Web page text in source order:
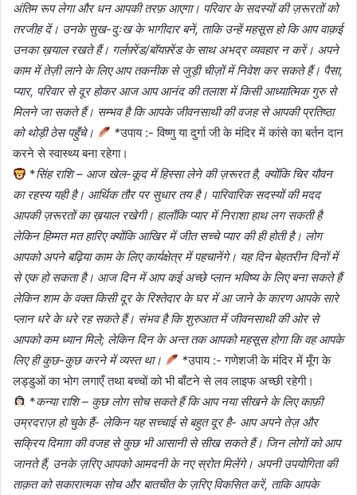
अंतिम रूप लेगा और धन आपकी तरफ़ आएगा। परिवार के सदस्यों की ज़रूरतों को
तरजीह दें। उनके सुख-दुःख के भागीदार बनें, ताकि उन्हें महसूस हो कि आप वाक़ई
उनका ख़याल रखते हैं। गर्लफ़्रेंड/बॉयफ़्रेंड के साथ अभद्र व्यवहार न करें। अपने
काम में तेज़ी लाने के लिए आप तकनीक से जुड़ी चीज़ों में निवेश कर सकते हैं। पैसा,
प्यार, परिवार से दूर होकर आज आप आनंद की तलाश में किसी आध्यात्मिक गुरु से
मिलने जा सकते हैं। सम्भव है कि आपके जीवनसाथी की वजह से आपकी प्रतिष्ठा
को थोड़ी ठेस पहुँचे।
*उपाय :- विष्णु या दुर्गा जी के मंदिर में कांसे का बर्तन दान
करने से स्वास्थ्य बना रहेगा।
*सिंह राशि – आज खेल-कूद में हिस्सा लेने की ज़रूरत है, क्योंकि चिर यौवन
का रहस्य यही है। आर्थिक तौर पर सुधार तय है। पारिवारिक सदस्यों की मदद
आपकी ज़रूरतों का ख़याल रखेगी। हालाँकि प्यार में निराशा हाथ लग सकती है
लेकिन हिम्मत मत हारिए क्योंकि आखिर में जीत सच्चे प्यार की ही होती है। लोग
आपको अपने बढ़िया काम के लिए कार्यक्षेत्र में पहचानेंगे। यह दिन बेहतरीन दिनों में
से एक हो सकता है। आज दिन में आप कई अच्छे प्लान भविष्य के लिए बना सकते हैं
लेकिन शाम के वक्त किसी दूर के रिश्तेदार के घर में आ जाने के कारण आपके सारे
प्लान धरे के धरे रह सकते हैं। संभव है कि शुरुआत में जीवनसाथी की ओर से
आपको कम ध्यान मिले; लेकिन दिन के अन्त तक आपको महसूस होगा कि वह आपके
लिए ही कुछ-कुछ करने में व्यस्त था।
*उपाय :- गणेशजी के मंदिर में मूँग के
लड्डुओं का भोग लगाएँ तथा बच्चों को भी बाँटने से लव लाइफ अच्छी रहेगी।
*कन्या राशि – कुछ लोग सोच सकते हैं कि आप नया सीखने के लिए काफ़ी
उम्रदराज़ हो चुके हैं- लेकिन यह सच्चाई से बहुत दूर है- आप अपने तेज़ और
सक्रिय दिमाग़ की वजह से कुछ भी आसानी से सीख सकते हैं। जिन लोगों को आप
जानते हैं, उनके ज़रिए आपको आमदनी के नए स्रोत मिलेंगे। अपनी उपयोगिता की
ताक़त को सकारात्मक सोच और बातचीत के ज़रिए विकसित करें, ताकि आपके